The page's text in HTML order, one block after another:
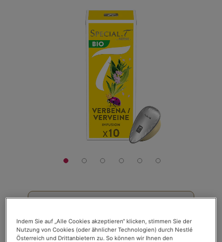
€ 4,90
Die Packung mit 10 Kapseln
338,50€/kg inkl. MwSt, zzgl. Versand
Indem Sie auf „Alle Cookies akzeptieren“ klicken, stimmen Sie der
Nutzung von Cookies (oder ähnlicher Technologien) durch Nestlé
Österreich und Drittanbietern zu. So können wir Ihnen den